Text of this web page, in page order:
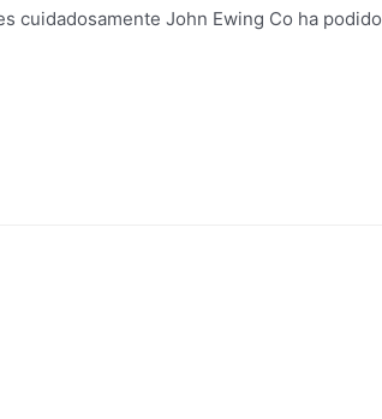
cuidadosamente John Ewing Co ha podido